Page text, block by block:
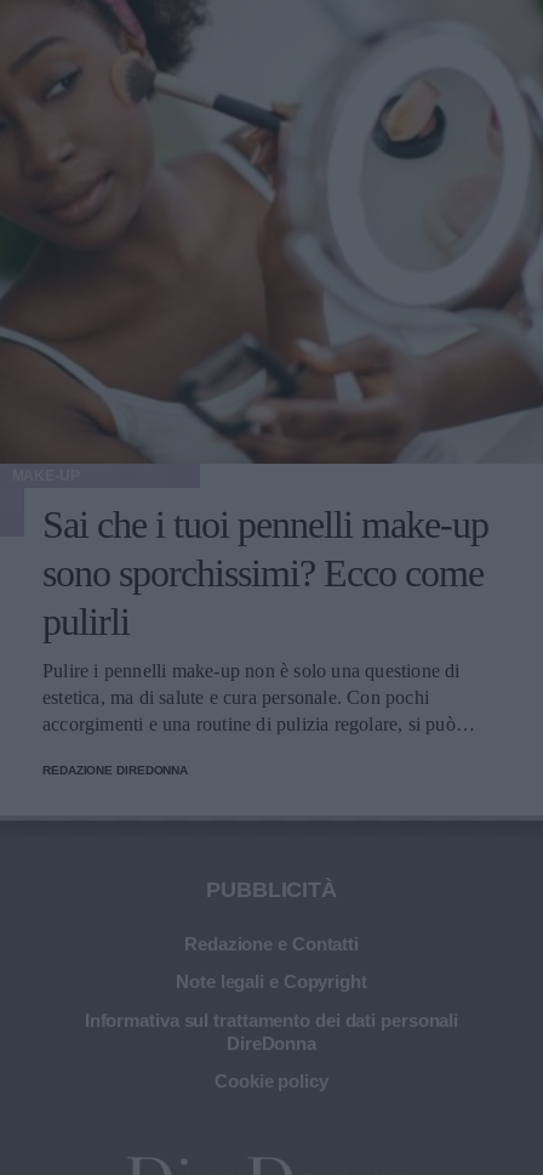
Sai che i tuoi pennelli make-up
sono sporchissimi? Ecco come
pulirli
Pulire i pennelli make-up non è solo una questione di
estetica, ma di salute e cura personale. Con pochi
accorgimenti e una routine di pulizia regolare, si può
più sana e prolungare la vita dei preziosi strumenti di
REDAZIONE DIREDONNA
PUBBLICITÀ
Redazione e Contatti
Note legali e Copyright
Informativa sul trattamento dei dati personali
DireDonna
Cookie policy